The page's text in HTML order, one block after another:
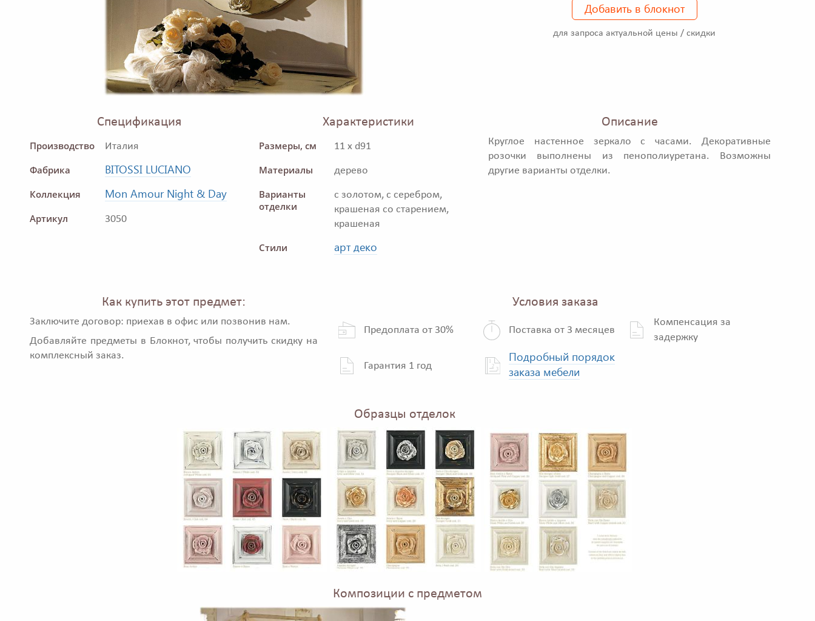
Добавить в блокнот
для запроса актуальной цены / скидки
Спецификация
Производство Италия
Фабрика BITOSSI LUCIANO
Коллекция Mon Amour Night & Day
Артикул 3050
Характеристики
Размеры, см 11 x d91
Материалы дерево
Варианты
отделки
с золотом, с серебром,
крашеная со старением,
крашеная
Стили арт деко
Описание
Круглое настенное зеркало с часами. Декоративные
розочки выполнены из пенополиуретана. Возможны
другие варианты отделки.
Как купить этот предмет:
Заключите договор: приехав в офис или позвонив нам.
Добавляйте предметы в Блокнот, чтобы получить скидку на
комплексный заказ.
Условия заказа
Предоплата от 30% Поставка от 3 месяцев
Компенсация за
задержку
Гарантия 1 год
Подробный порядок
заказа мебели
Образцы отделок
Композиции с предметом